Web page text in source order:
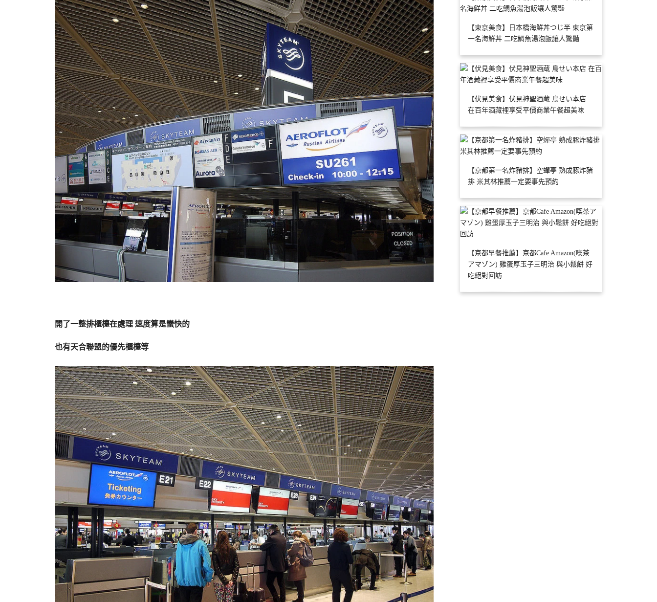
開了一整排櫃檯在處理 速度算是蠻快的
也有天合聯盟的優先櫃檯等
【東京美食】日本橋海鮮丼つじ半 東京第
一名海鮮丼 二吃鯛魚湯泡飯讓人驚豔
【伏見美食】伏見神聖酒蔵 鳥せい本店
在百年酒藏裡享受平價商業午餐超美味
【京都第一名炸豬排】空蟬亭 熟成豚炸豬
排 米其林推薦一定要事先預約
【京都早餐推薦】京都Cafe Amazon(喫茶
アマゾン) 雞蛋厚玉子三明治 與小鬆餅 好
吃絕對回訪